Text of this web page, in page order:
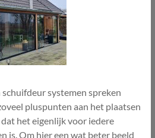
systemen spreken
pluspunten aan het plaatsen
het eigenlijk voor iedere
is. Om hier een wat beter beeld